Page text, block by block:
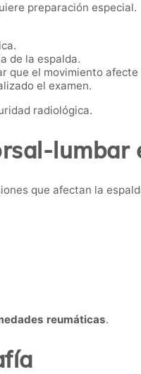
preparación especial.
de la espalda.
que el movimiento
el examen.
radiológica.
lumbar
que afectan la
reumáticas.